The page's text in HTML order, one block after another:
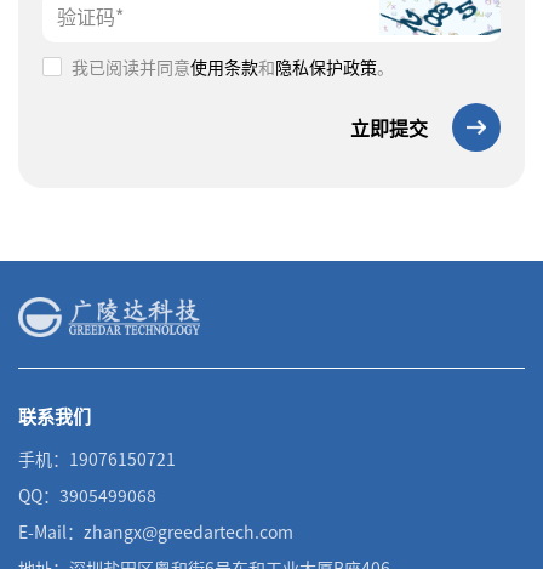
我已阅读并同意使用条款和隐私保护政策。
立即提交
联系我们
手机：19076150721
QQ：3905499068
E-Mail：zhangx@greedartech.com